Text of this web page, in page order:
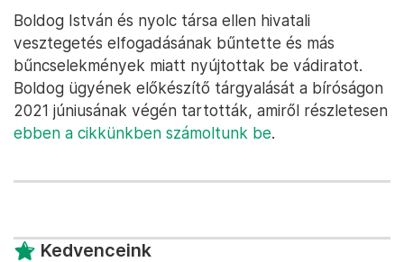
Boldog István és nyolc társa ellen hivatali
vesztegetés elfogadásának bűntette és más
bűncselekmények miatt nyújtottak be vádiratot.
Boldog ügyének előkészítő tárgyalását a bíróságon
2021 júniusának végén tartották, amiről részletesen
ebben a cikkünkben számoltunk be.
Kedvenceink